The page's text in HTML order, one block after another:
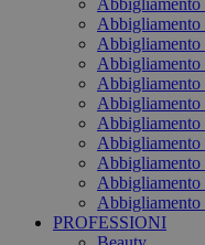
PROFESSIONI